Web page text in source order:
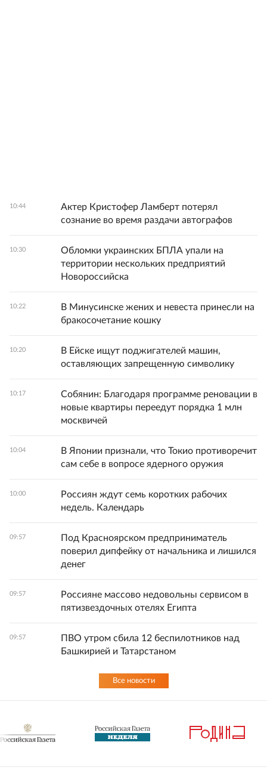
10:44
Актер Кристофер Ламберт потерял
сознание во время раздачи автографов
10:30
Обломки украинских БПЛА упали на
территории нескольких предприятий
Новороссийска
10:22
В Минусинске жених и невеста принесли на
бракосочетание кошку
10:20
В Ейске ищут поджигателей машин,
оставляющих запрещенную символику
10:17
Собянин: Благодаря программе реновации в
новые квартиры переедут порядка 1 млн
москвичей
10:04
В Японии признали, что Токио противоречит
сам себе в вопросе ядерного оружия
10:00
Россиян ждут семь коротких рабочих
недель. Календарь
09:57
Под Красноярском предприниматель
поверил дипфейку от начальника и лишился
денег
09:57
Россияне массово недовольны сервисом в
пятизвездочных отелях Египта
09:57
ПВО утром сбила 12 беспилотников над
Башкирией и Татарстаном
Все новости